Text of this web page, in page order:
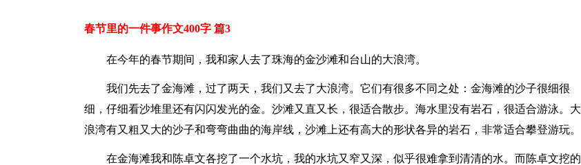
春节里的一件事作文400字 篇3
在今年的春节期间，我和家人去了珠海的金沙滩和台山的大浪湾。
我们先去了金海滩，过了两天，我们又去了大浪湾。它们有很多不同之处：金海滩的沙子很细很
细，仔细看沙堆里还有闪闪发光的金。沙滩又直又长，很适合散步。海水里没有岩石，很适合游泳。大
浪湾有又粗又大的沙子和弯弯曲曲的海岸线，沙滩上还有高大的形状各异的岩石，非常适合攀登游玩。
在金海滩我和陈卓文各挖了一个水坑，我的水坑又窄又深，似乎很难拿到清清的水。而陈卓文挖的